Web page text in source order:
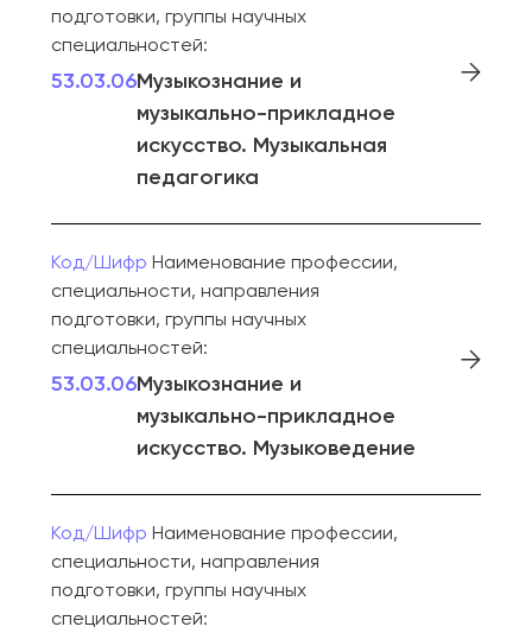
подготовки, группы научных
специальностей:
53.03.06Музыкознание и
музыкально-прикладное
искусство. Музыкальная
педагогика
Код/Шифр Наименование профессии,
специальности, направления
подготовки, группы научных
специальностей:
53.03.06Музыкознание и
музыкально-прикладное
искусство. Музыковедение
Код/Шифр Наименование профессии,
специальности, направления
подготовки, группы научных
специальностей: